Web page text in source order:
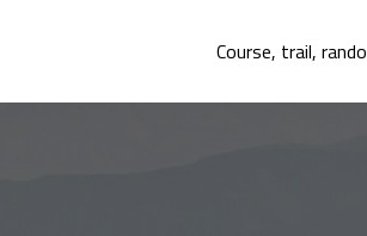
Course, trail, rando